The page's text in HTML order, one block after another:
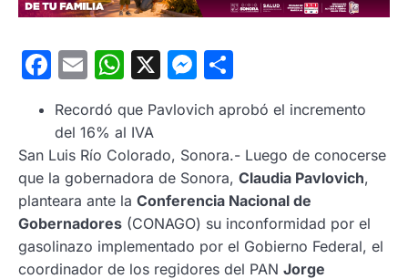
Facebook
EmailWhatsApp
X Messenger
Recordó que Pavlovich aprobó el incremento
del 16% al IVA
San Luis Río Colorado, Sonora.- Luego de conocerse
que la gobernadora de Sonora, Claudia Pavlovich,
planteara ante la Conferencia Nacional de
Gobernadores (CONAGO) su inconformidad por el
gasolinazo implementado por el Gobierno Federal, el
coordinador de los regidores del PAN Jorge